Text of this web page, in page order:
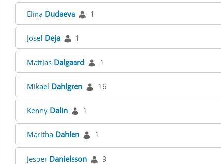
Elina Dudaeva 1
Josef Deja 1
Mattias Dalgaard 1
Mikael Dahlgren 16
Kenny Dalin 1
Maritha Dahlen 1
Jesper Danielsson 9